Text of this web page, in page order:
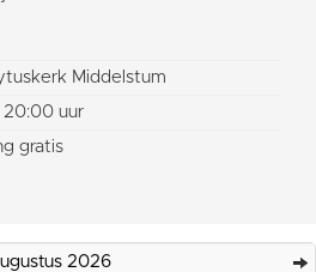
Middelstum
20:00 uur
gratis
2026